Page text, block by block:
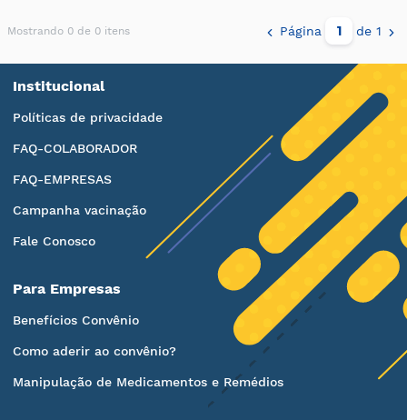
Mostrando 0 de 0 itens Página de 1
Institucional
Políticas de privacidade
FAQ-COLABORADOR
FAQ-EMPRESAS
Campanha vacinação
Fale Conosco
Para Empresas
Benefícios Convênio
Como aderir ao convênio?
Manipulação de Medicamentos e Remédios